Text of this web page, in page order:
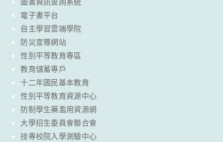
電子書平台
自主學習雲端學院
防災宣導網站
性別平等教育專區
教育儲蓄專戶
十二年國民基本教育
性別平等教育資源中心
防制學生藥濫用資源網
大學招生委員會聯合會
技專校院入學測驗中心